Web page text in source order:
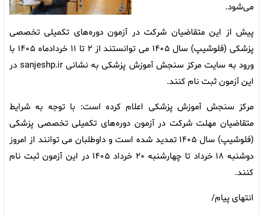
می‌شود.
پیش از این متقاضیان شرکت در آزمون دوره‌های تکمیلی تخصصی
پزشکی (فلوشیپ) سال ۱۴۰۵ می توانستند از ۲ تا ۱۱ خردادماه ۱۴۰۵ با
ورود به سایت مرکز سنجش آموزش پزشکی به نشانی sanjeshp.ir در
این آزمون ثبت نام کنند.
مرکز سنجش آموزش پزشکی اعلام کرده است: با توجه به شرایط
متقاضیان مهلت شرکت در آزمون دوره‌های تکمیلی تخصصی پزشکی
(فلوشیپ) سال ۱۴۰۵ تمدید شده است و داوطلبان می توانند از امروز
دوشنبه ۱۸ خرداد تا چهارشنبه ۲۰ خرداد ۱۴۰۵ در این آزمون ثبت نام
کنند.
انتهای پیام/